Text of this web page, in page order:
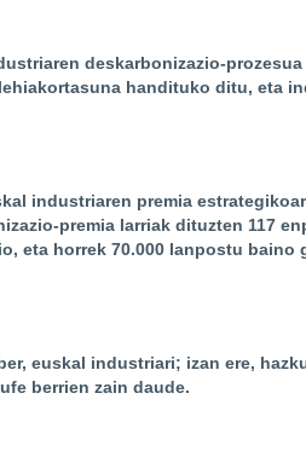
deskarbonizazio-
handituko ditu, eta
industriaren premia
premia larriak dituzten 117
eta horrek 70.000 lanpostu baino
euskal industriari; izan ere,
berrien zain daude.